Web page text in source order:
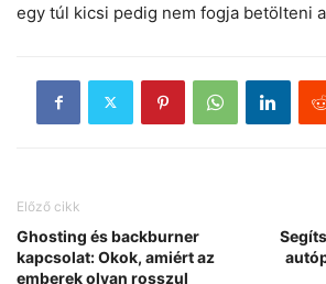
egy túl kicsi pedig nem fogja betölteni
Előző cikk
Ghosting és backburner
kapcsolat: Okok, amiért az
emberek olyan rosszul